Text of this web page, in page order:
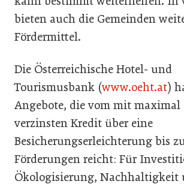
bieten auch die Gemeinden
Fördermittel.
Die Österreichische Hotel- und
Tourismusbank (www.oeht.at)
Angebote, die vom mit maximal
verzinsten Kredit über eine
Besicherungserleichterung bis
Förderungen reicht: Für
Ökologisierung, Nachhaltigkeit